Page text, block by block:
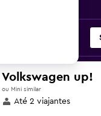
Volkswagen up!
ou Mini similar
Até 2 viajantes